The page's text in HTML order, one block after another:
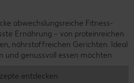
abwechslungsreiche Fitness-
Ernährung – von proteinreichen
nährstoffreichen Gerichten. Ideal
und genussvoll essen möchten.
entdecken